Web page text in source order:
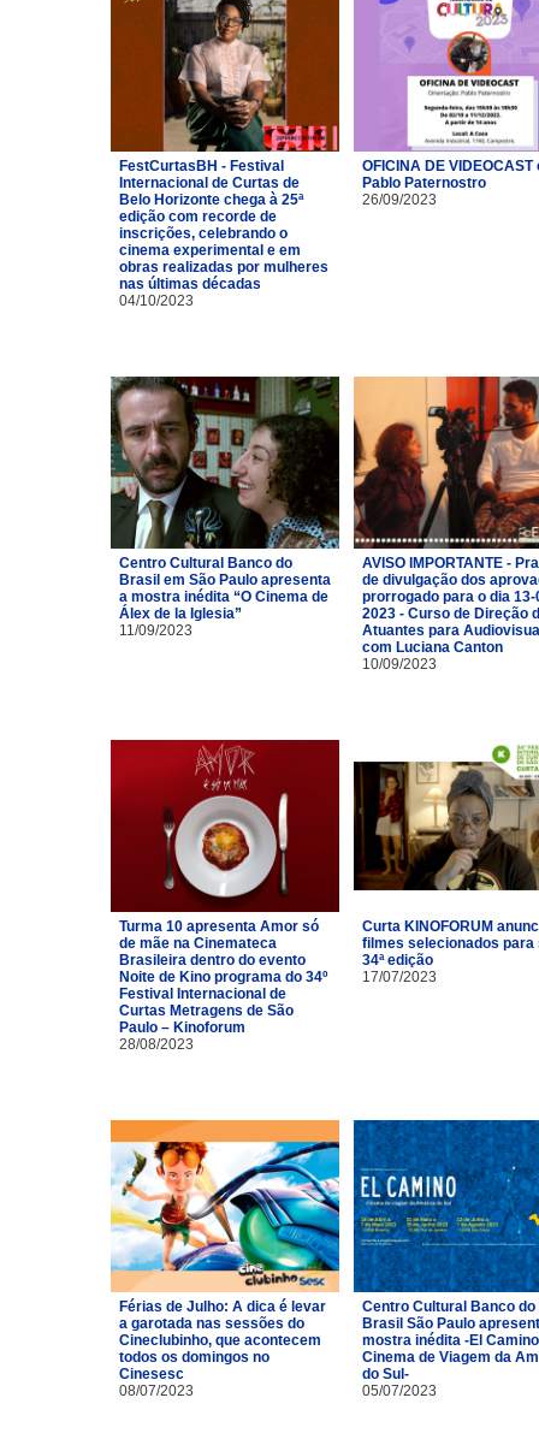
FestCurtasBH - Festival
Internacional de Curtas de
Belo Horizonte chega à 25ª
edição com recorde de
inscrições, celebrando o
cinema experimental e em
obras realizadas por mulheres
nas últimas décadas
04/10/2023
OFICINA DE VIDEOCAST
Pablo Paternostro
26/09/2023
Centro Cultural Banco do
Brasil em São Paulo apresenta
a mostra inédita “O Cinema de
Álex de la Iglesia”
11/09/2023
AVISO IMPORTANTE -
de divulgação dos
prorrogado para o dia 13-
2023 - Curso de Direção
Atuantes para
com Luciana Canton
10/09/2023
Turma 10 apresenta Amor só
de mãe na Cinemateca
Brasileira dentro do evento
Noite de Kino programa do 34º
Festival Internacional de
Curtas Metragens de São
Paulo – Kinoforum
28/08/2023
Curta KINOFORUM
filmes selecionados para
34ª edição
17/07/2023
Férias de Julho: A dica é levar
a garotada nas sessões do
Cineclubinho, que acontecem
todos os domingos no
Cinesesc
08/07/2023
Centro Cultural Banco do
Brasil São Paulo
mostra inédita -El
Cinema de Viagem da
do Sul-
05/07/2023